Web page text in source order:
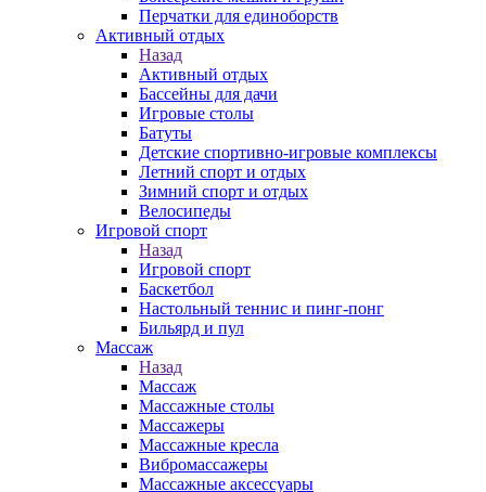
Перчатки для единоборств
Активный отдых
Назад
Активный отдых
Бассейны для дачи
Игровые столы
Батуты
Детские спортивно-игровые комплексы
Летний спорт и отдых
Зимний спорт и отдых
Велосипеды
Игровой спорт
Назад
Игровой спорт
Баскетбол
Настольный теннис и пинг-понг
Бильярд и пул
Массаж
Назад
Массаж
Массажные столы
Массажеры
Массажные кресла
Вибромассажеры
Массажные аксессуары